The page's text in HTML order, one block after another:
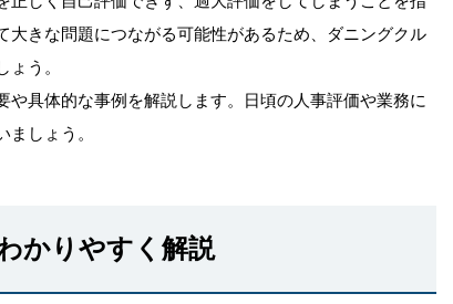
大きな問題につながる可能性があるため、ダニングクル
う。
具体的な事例を解説します。日頃の人事評価や業務に
しょう。
かりやすく解説